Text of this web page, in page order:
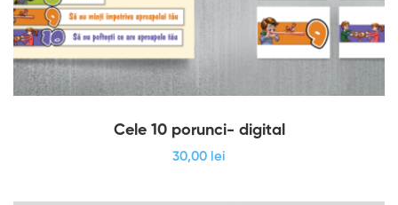
Cele 10 porunci- digital
30,00 lei